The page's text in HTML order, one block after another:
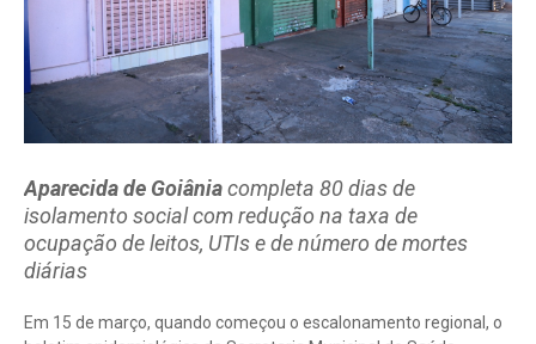
Aparecida de Goiâniacompleta 80 dias de
isolamento social com redução na taxa de
ocupação de leitos, UTIs e de número de mortes
diárias
Em 15 de março, quando começou o escalonamento regional, o